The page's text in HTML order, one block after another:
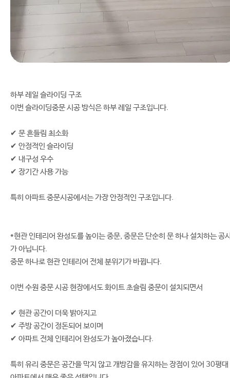
하부 레일 슬라이딩 구조
이번 슬라이딩중문 시공 방식은 하부 레일 구조입니다.
✔ 문 흔들림 최소화
✔ 안정적인 슬라이딩
✔ 내구성 우수
✔ 장기간 사용 가능
특히 아파트 중문시공에서는 가장 안정적인 구조입니다.
*현관 인테리어 완성도를 높이는 중문, 중문은 단순히 문 하나 설치하는 공
가 아닙니다.
중문 하나로 현관 인테리어 전체 분위기가 바뀝니다.
이번 수원 중문 시공 현장에서도 화이트 초슬림 중문이 설치되면서
✔ 현관 공간이 더욱 밝아지고
✔ 주방 공간이 정돈되어 보이며
✔ 아파트 전체 인테리어 완성도가 높아졌습니다.
특히 유리 중문은 공간을 막지 않고 개방감을 유지하는 장점이 있어 30평대